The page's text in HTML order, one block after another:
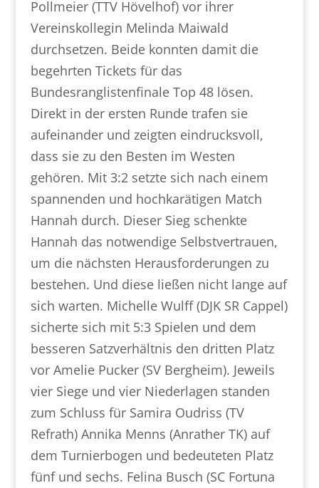
Pollmeier (TTV Hövelhof) vor ihrer
Vereinskollegin Melinda Maiwald
durchsetzen. Beide konnten damit die
begehrten Tickets für das
Bundesranglistenfinale Top 48 lösen.
Direkt in der ersten Runde trafen sie
aufeinander und zeigten eindrucksvoll,
dass sie zu den Besten im Westen
gehören. Mit 3:2 setzte sich nach einem
spannenden und hochkarätigen Match
Hannah durch. Dieser Sieg schenkte
Hannah das notwendige Selbstvertrauen,
um die nächsten Herausforderungen zu
bestehen. Und diese ließen nicht lange auf
sich warten. Michelle Wulff (DJK SR Cappel)
sicherte sich mit 5:3 Spielen und dem
besseren Satzverhältnis den dritten Platz
vor Amelie Pucker (SV Bergheim). Jeweils
vier Siege und vier Niederlagen standen
zum Schluss für Samira Oudriss (TV
Refrath) Annika Menns (Anrather TK) auf
dem Turnierbogen und bedeuteten Platz
fünf und sechs. Felina Busch (SC Fortuna